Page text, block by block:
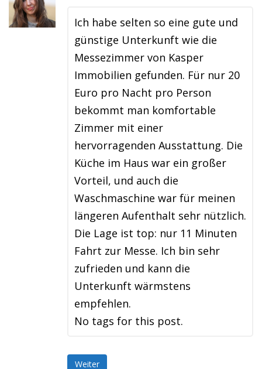
Ich habe selten so eine gute und
günstige Unterkunft wie die
Messezimmer von Kasper
Immobilien gefunden. Für nur 20
Euro pro Nacht pro Person
bekommt man komfortable
Zimmer mit einer
hervorragenden Ausstattung. Die
Küche im Haus war ein großer
Vorteil, und auch die
Waschmaschine war für meinen
längeren Aufenthalt sehr nützlich.
Die Lage ist top: nur 11 Minuten
Fahrt zur Messe. Ich bin sehr
zufrieden und kann die
Unterkunft wärmstens
empfehlen.
No tags for this post.
Weiter